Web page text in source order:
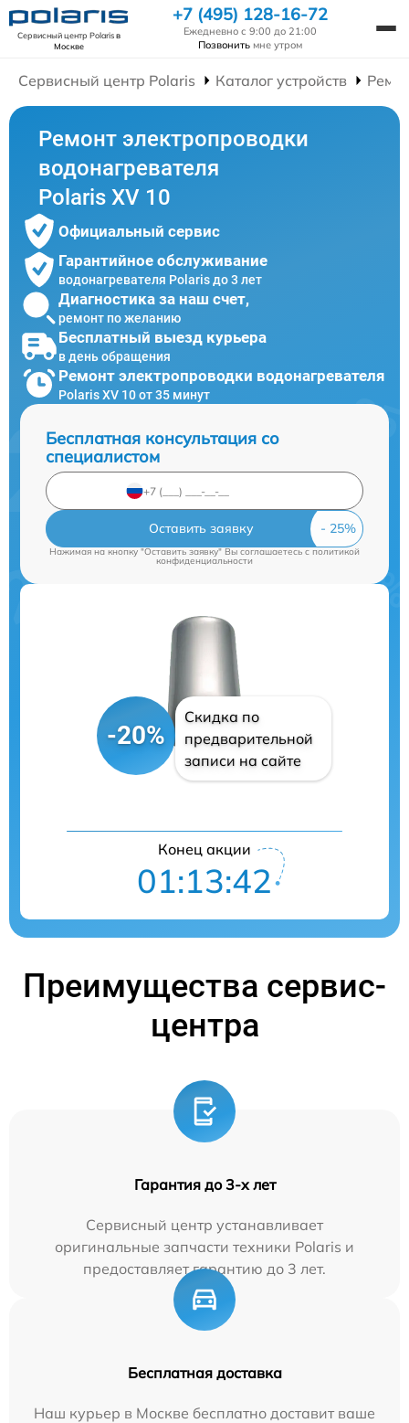
Сервисный центр Polarisв
Москве
+7 (495) 128-16-72
Ежедневно с 9:00 до 21:00
Позвонить мне утром
Сервисный центр Polaris Каталог устройств
Ремонт электропроводки
водонагревателя
Polaris XV 10
Официальный сервис
Гарантийное обслуживание
водонагревателя Polaris до 3 лет
Диагностика за наш счет,
ремонт по желанию
Бесплатный выезд курьера
в день обращения
Ремонт электропроводки водонагревателя
Polaris XV 10 от 35 минут
Бесплатная консультация со
специалистом
Оставить заявку
Нажимая на кнопку "Оставить заявку" Вы соглашаетесь cполитикой
конфиденциальности
-20%
Скидка по
предварительной
записи на сайте
Конец акции
01:13:41
Преимущества сервис-
центра
Гарантия до 3-х лет
Сервисный центр устанавливает
оригинальные запчасти техники Polaris и
предоставляет гарантию до 3 лет.
Бесплатная доставка
Наш курьер в Москве бесплатно доставит ваше